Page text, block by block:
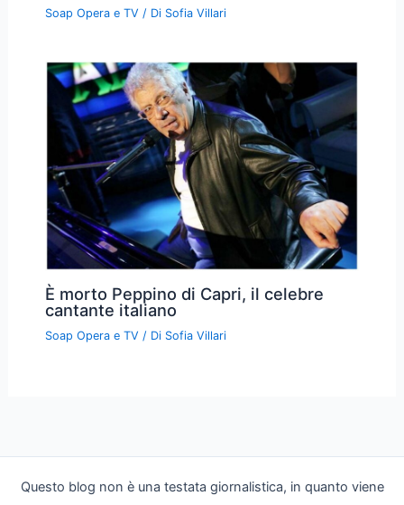
Soap Opera e TV / Di Sofia Villari
È morto Peppino di Capri, il celebre
cantante italiano
Soap Opera e TV / Di Sofia Villari
Questo blog non è una testata giornalistica, in quanto viene